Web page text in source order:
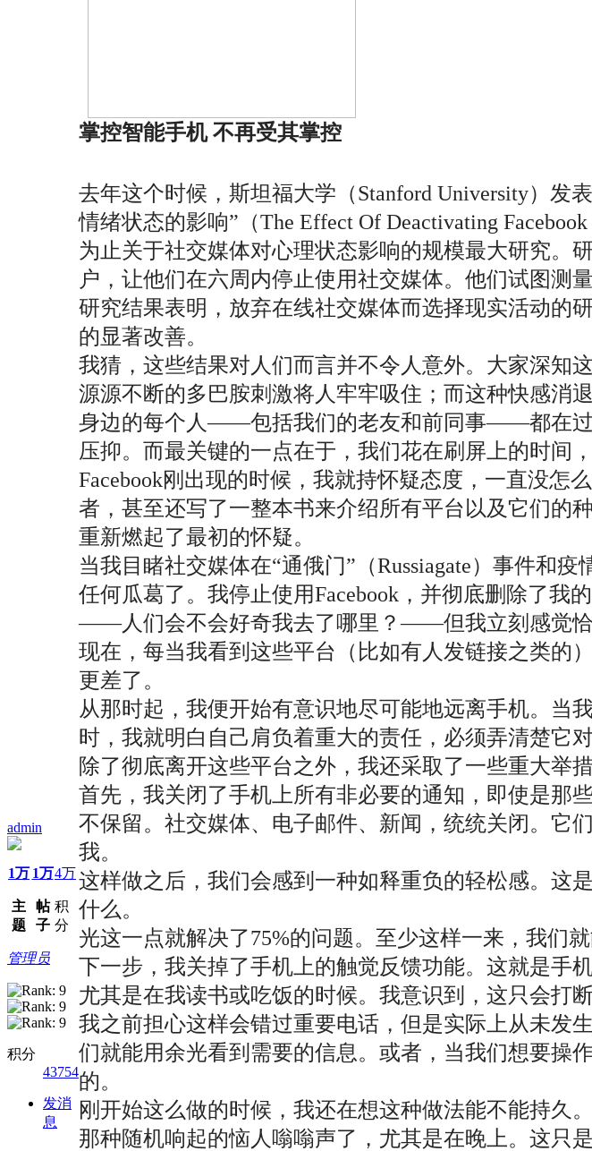
admin
1万
主
题
1万
帖
子
4万
积
分
管理员
积分
43754
发消
息
掌控智能手机 不再受其掌控
去年这个时候，斯坦福大学（Stanford University）发
情绪状态的影响”（The Effect Of Deactivating
为止关于社交媒体对心理状态影响的规模最大研究。
户，让他们在六周内停止使用社交媒体。他们试图测
研究结果表明，放弃在线社交媒体而选择现实活动的
的显著改善。
我猜，这些结果对人们而言并不令人意外。大家深
源源不断的多巴胺刺激将人牢牢吸住；而这种快感消
身边的每个人——包括我们的老友和前同事——都在过
压抑。而最关键的一点在于，我们花在刷屏上的时间
Facebook刚出现的时候，我就持怀疑态度，一直没怎
者，甚至还写了一整本书来介绍所有平台以及它们的
重新燃起了最初的怀疑。
当我目睹社交媒体在“通俄门”（Russiagate）事件和
任何瓜葛了。我停止使用Facebook，并彻底删除了我
——人们会不会好奇我去了哪里？——但我立刻感觉恰
现在，每当我看到这些平台（比如有人发链接之类的
更差了。
从那时起，我便开始有意识地尽可能地远离手机。当
时，我就明白自己肩负着重大的责任，必须弄清楚它
除了彻底离开这些平台之外，我还采取了一些重大举措
首先，我关闭了手机上所有非必要的通知，即使是那
不保留。社交媒体、电子邮件、新闻，统统关闭。它
我。
这样做之后，我们会感到一种如释重负的轻松感。这
什么。
光这一点就解决了75%的问题。至少这样一来，我们
下一步，我关掉了手机上的触觉反馈功能。这就是手
尤其是在我读书或吃饭的时候。我意识到，这只会打
我之前担心这样会错过重要电话，但是实际上从未发
们就能用余光看到需要的信息。或者，当我们想要操
的。
刚开始这么做的时候，我还在想这种做法能不能持久
那种随机响起的恼人嗡嗡声了，尤其是在晚上。这只